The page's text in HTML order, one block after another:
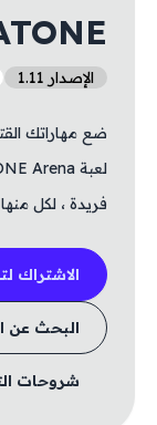
الإصدار 1.11
ضع مهاراتك
فريدة ، لكل
الاشتراك
البحث عن
شروحات